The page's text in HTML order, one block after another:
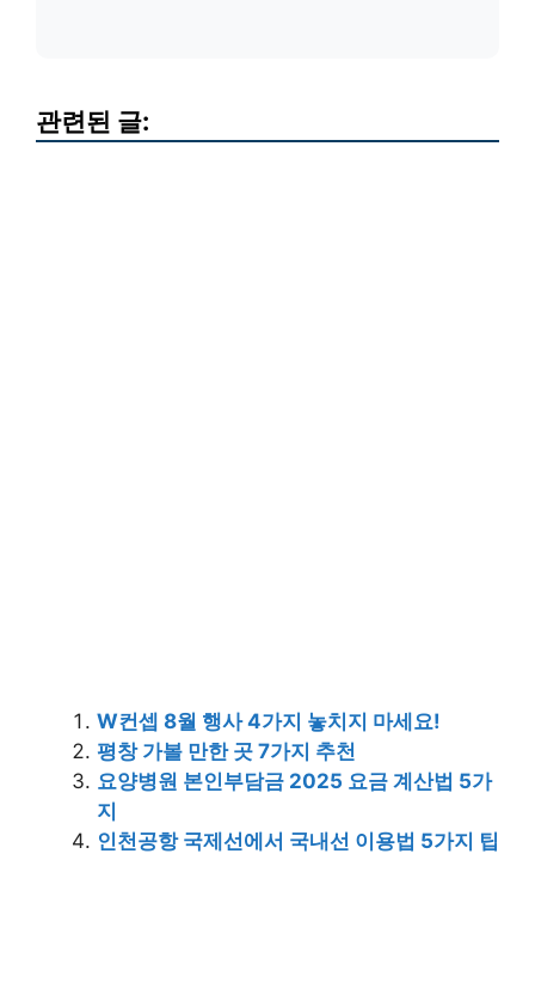
관련된 글:
W컨셉 8월 행사 4가지 놓치지 마세요!
평창 가볼 만한 곳 7가지 추천
요양병원 본인부담금 2025 요금 계산법 5가
지
인천공항 국제선에서 국내선 이용법 5가지 팁